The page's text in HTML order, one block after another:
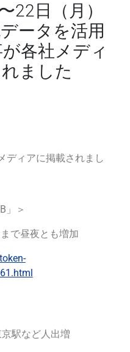
22日（月）
ータを活用
各社メディ
ました
ディアに掲載されまし
」＞
で昼夜とも増加
京駅など人出増